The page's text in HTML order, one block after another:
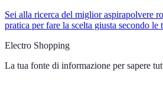
Sei alla ricerca del miglior aspirapolvere
pratica per fare la scelta giusta secondo le
Electro Shopping
La tua fonte di informazione per sapere